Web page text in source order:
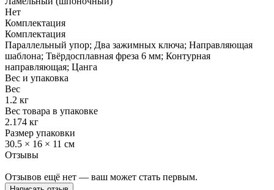
Нет
Комплектация
Комплектация
Параллельный упор; Два зажимных ключа; Направляющая
шаблона; Твёрдосплавная фреза 6 мм; Контурная
направляющая; Цанга
Вес и упаковка
Вес
1.2 кг
Вес товара в упаковке
2.174 кг
Размер упаковки
30.5 × 16 × 11 см
Отзывы
Отзывов ещё нет — ваш может стать первым.